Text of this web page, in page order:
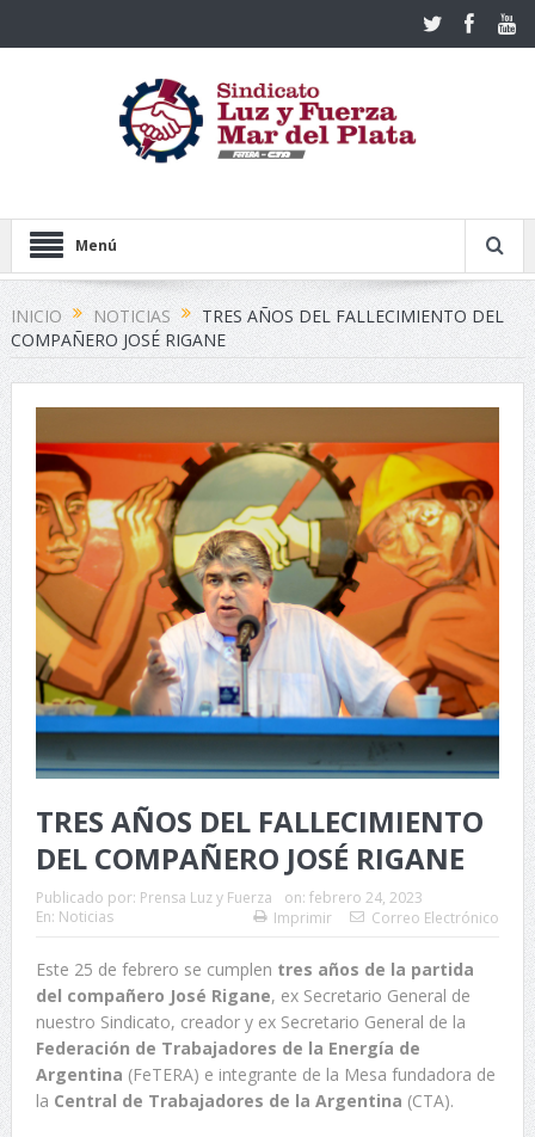
Menú
INICIO NOTICIAS
TRES AÑOS DEL FALLECIMIENTO DEL
COMPAÑERO JOSÉ RIGANE
TRES AÑOS DEL FALLECIMIENTO
DEL COMPAÑERO JOSÉ RIGANE
Publicado por: Prensa Luz y Fuerza on: febrero 24, 2023
En: Noticias Imprimir Correo Electrónico
Este 25 de febrero se cumplen tres años de la partida
del compañero José Rigane, ex Secretario General de
nuestro Sindicato, creador y ex Secretario General de la
Federación de Trabajadores de la Energía de
Argentina (FeTERA) e integrante de la Mesa fundadora de
la Central de Trabajadores de la Argentina (CTA).